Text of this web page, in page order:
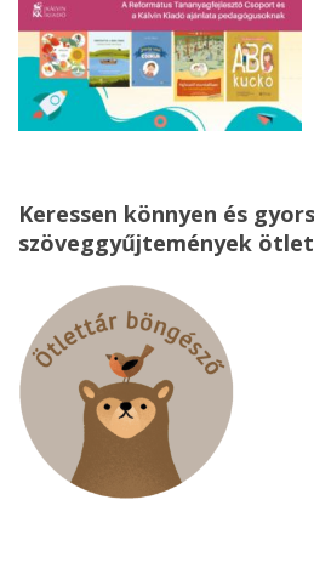
Keressen könnyen és
szöveggyűjtemények